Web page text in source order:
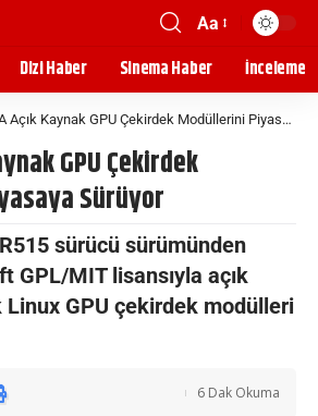
Aa
Dizi Haber Sinema Haber İnceleme
Kaynak GPU Çekirdek Modüllerini Piyasaya Sürüyor
GPU Çekirdek
Sürüyor
sürücü sürümünden
GPL/MIT lisansıyla açık
GPU çekirdek modülleri
6 Dak Okuma